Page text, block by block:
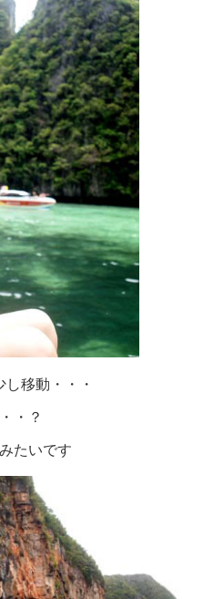
移動・・・
・？
たいです